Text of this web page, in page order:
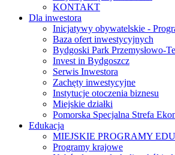
KONTAKT
Dla inwestora
Inicjatywy obywatelskie -
Baza ofert inwestycyjnych
Bydgoski Park Przemysłowo-
Invest in Bydgoszcz
Serwis Inwestora
Zachęty inwestycyjne
Instytucje otoczenia biznesu
Miejskie działki
Pomorska Specjalna Strefa
Edukacja
MIEJSKIE PROGRAMY
Programy krajowe